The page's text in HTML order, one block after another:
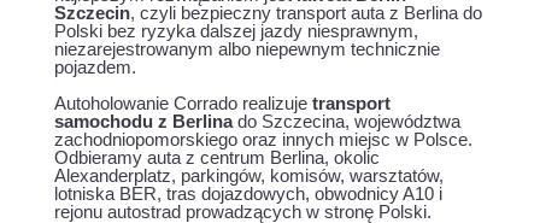
Szczecin, czyli bezpieczny transport auta z Berlina do
Polski bez ryzyka dalszej jazdy niesprawnym,
niezarejestrowanym albo niepewnym technicznie
pojazdem.
Autoholowanie Corrado realizuje transport
samochodu z Berlinado Szczecina, województwa
zachodniopomorskiego oraz innych miejsc w Polsce.
Odbieramy auta z centrum Berlina, okolic
Alexanderplatz, parkingów, komisów, warsztatów,
lotniska BER, tras dojazdowych, obwodnicy A10 i
rejonu autostrad prowadzących w stronę Polski.